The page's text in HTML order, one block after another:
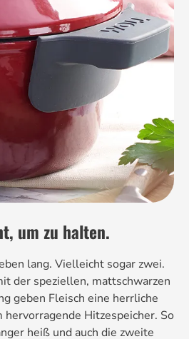
um zu halten.
lang. Vielleicht sogar zwei.
der speziellen, mattschwarzen
geben Fleisch eine herrliche
hervorragende Hitzespeicher. So
heiß und auch die zweite